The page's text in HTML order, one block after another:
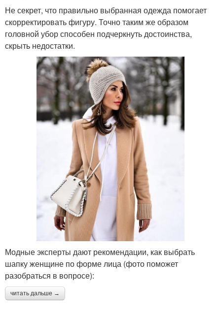
Не секрет, что правильно выбранная одежда помогает
скорректировать фигуру. Точно таким же образом
головной убор способен подчеркнуть достоинства,
скрыть недостатки.
Модные эксперты дают рекомендации, как выбрать
шапку женщине по форме лица (фото поможет
разобраться в вопросе):
читать дальше →